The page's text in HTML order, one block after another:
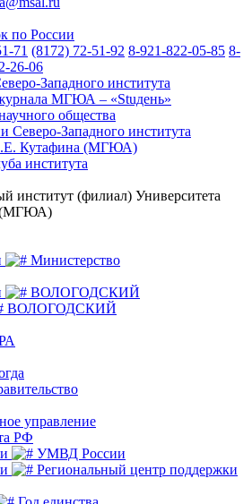
по России
71 (8172) 72-51-92 8-921-822-05-85 8-
26-06
Западного института
МГЮА – «Stuдень»
общества
Северо-Западного института
Кутафина (МГЮА)
института
институт (филиал) Университета
(МГЮА)
Министерство
ВОЛОГОДСКИЙ
ВОЛОГОДСКИЙ
управление
РФ
УМВД России
Региональный центр поддержки